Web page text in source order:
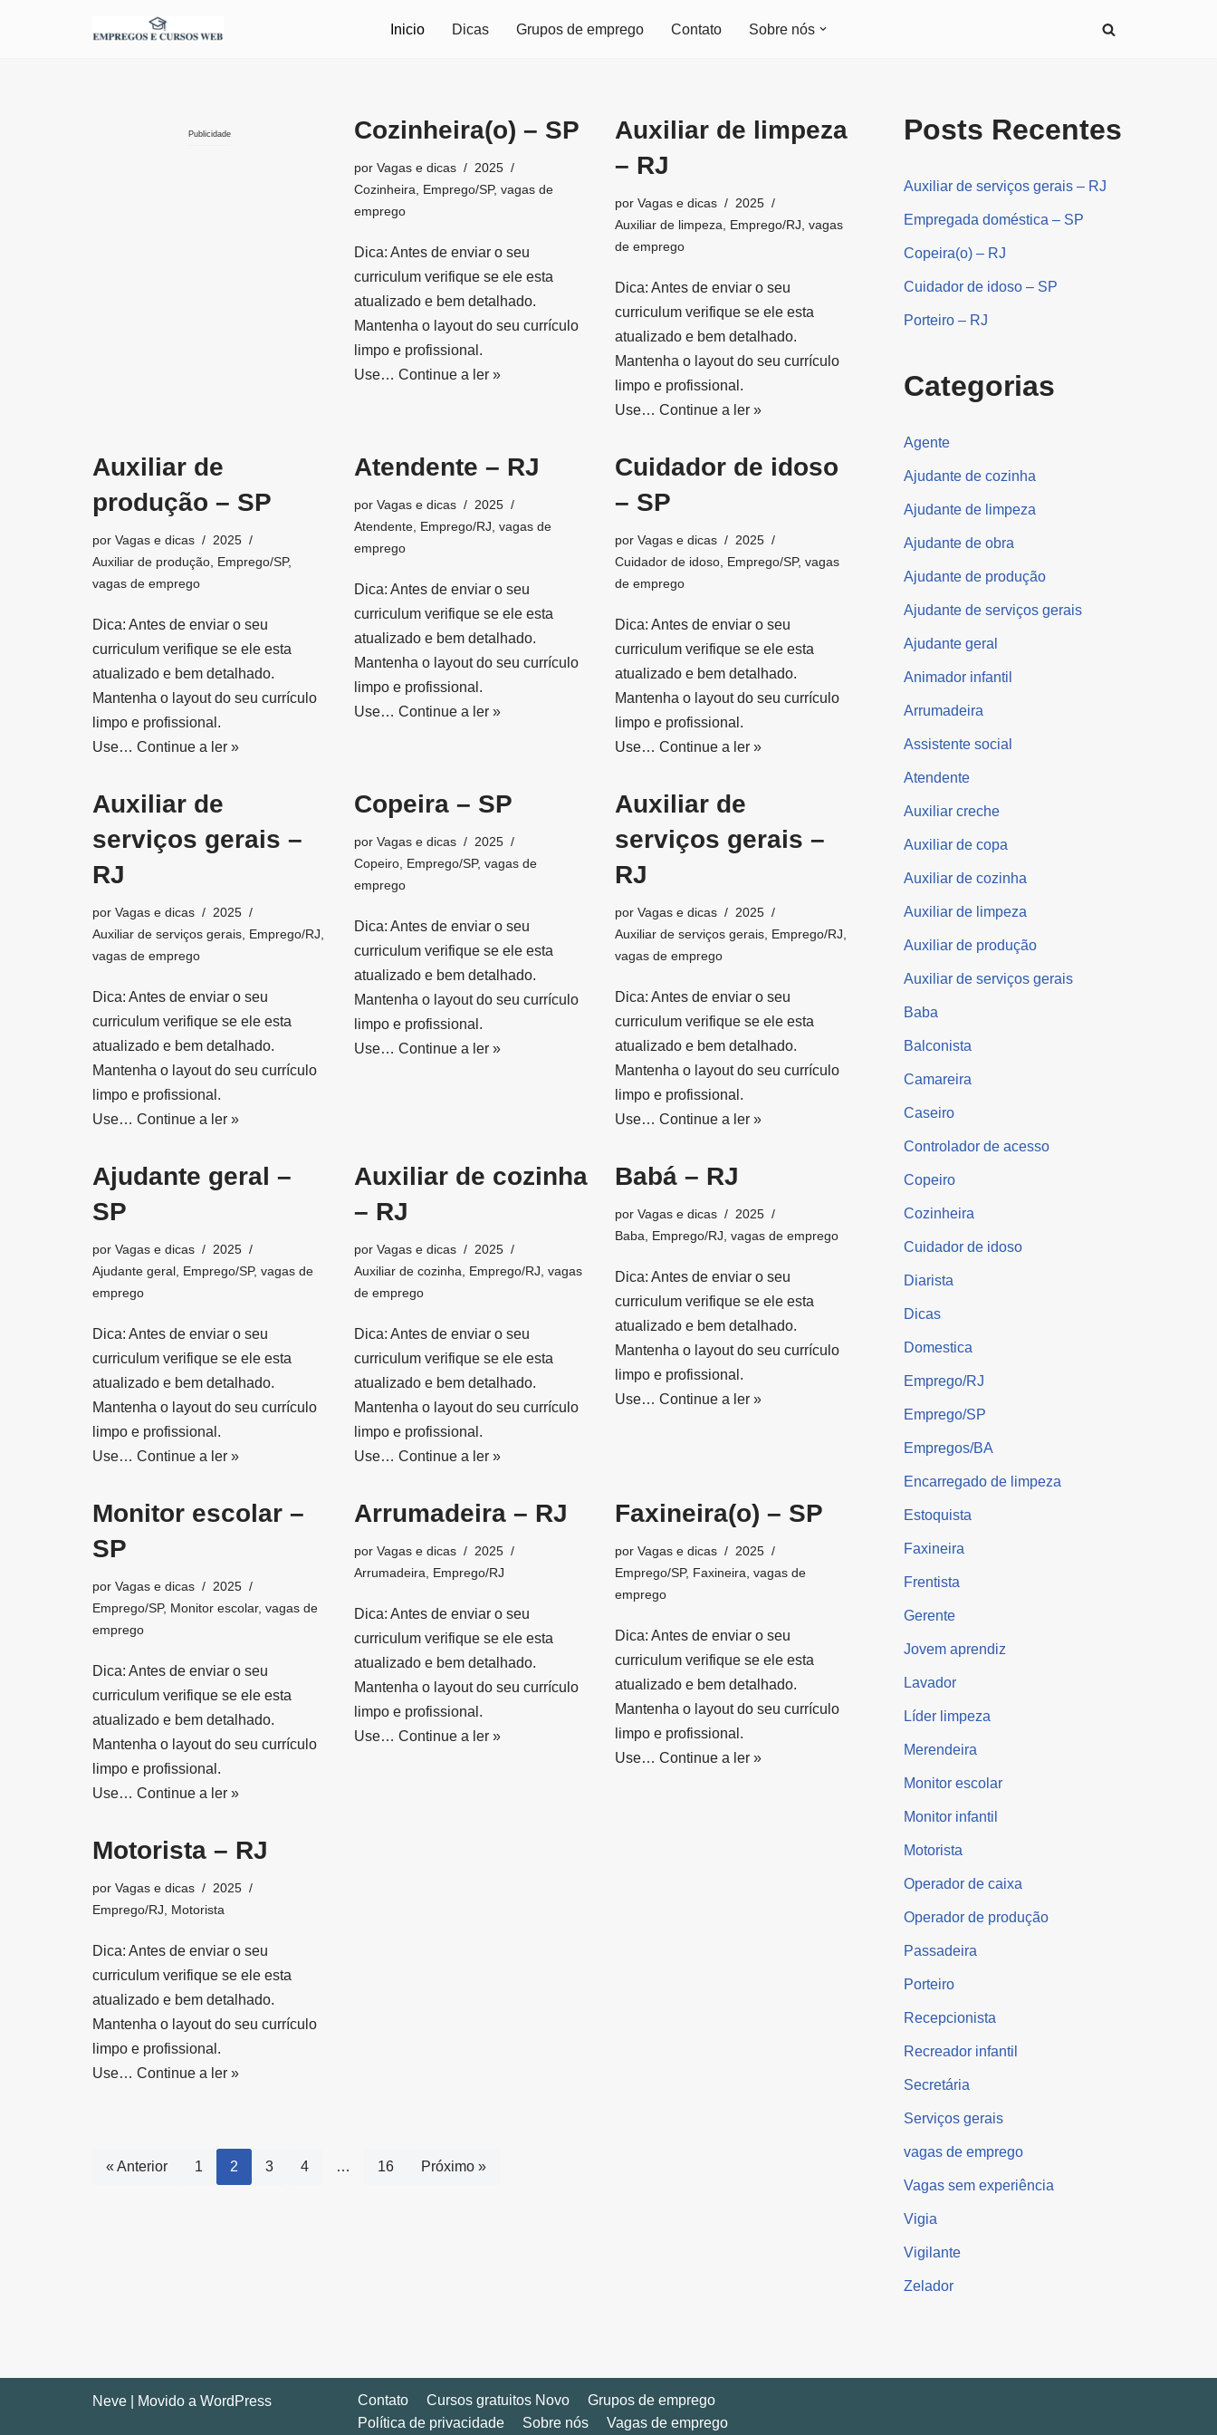
Inicio Dicas Grupos de emprego Contato Sobre nós
Publicidade Cozinheira(o) – SP
por Vagas e dicas
2025
Cozinheira, Emprego/SP, vagas de
emprego
Dica: Antes de enviar o seu
curriculum verifique se ele esta
atualizado e bem detalhado.
Mantenha o layout do seu currículo
limpo e profissional.
Use… Continue a ler »
Auxiliar de limpeza
– RJ
porVagas e dicas
2025
Auxiliar de limpeza, Emprego/RJ,vagas
de emprego
Dica: Antes de enviar o seu
curriculum verifique se ele esta
atualizado e bem detalhado.
Mantenha o layout do seu currículo
limpo e profissional.
Use…Continue a ler »
Auxiliar de
produção – SP
por Vagas e dicas
2025
Auxiliar de produção, Emprego/SP,
vagas de emprego
Dica: Antes de enviar o seu
curriculum verifique se ele esta
atualizado e bem detalhado.
Mantenha o layout do seu currículo
limpo e profissional.
Use… Continue a ler »
Atendente – RJ
por Vagas e dicas
2025
Atendente, Emprego/RJ, vagas de
emprego
Dica: Antes de enviar o seu
curriculum verifique se ele esta
atualizado e bem detalhado.
Mantenha o layout do seu currículo
limpo e profissional.
Use… Continue a ler »
Cuidador de idoso
– SP
porVagas e dicas
2025
Cuidador de idoso, Emprego/SP,vagas
de emprego
Dica: Antes de enviar o seu
curriculum verifique se ele esta
atualizado e bem detalhado.
Mantenha o layout do seu currículo
limpo e profissional.
Use…Continue a ler »
Auxiliar de
serviços gerais –
RJ
por Vagas e dicas
2025
Auxiliar de serviços gerais, Emprego/RJ,
vagas de emprego
Dica: Antes de enviar o seu
curriculum verifique se ele esta
atualizado e bem detalhado.
Mantenha o layout do seu currículo
limpo e profissional.
Use… Continue a ler »
Copeira – SP
por Vagas e dicas
2025
Copeiro, Emprego/SP, vagas de
emprego
Dica: Antes de enviar o seu
curriculum verifique se ele esta
atualizado e bem detalhado.
Mantenha o layout do seu currículo
limpo e profissional.
Use… Continue a ler »
Auxiliar de
serviços gerais –
RJ
porVagas e dicas
2025
Auxiliar de serviços gerais, Emprego/RJ,
vagas de emprego
Dica: Antes de enviar o seu
curriculum verifique se ele esta
atualizado e bem detalhado.
Mantenha o layout do seu currículo
limpo e profissional.
Use…Continue a ler »
Ajudante geral –
SP
por Vagas e dicas
2025
Ajudante geral, Emprego/SP, vagas de
emprego
Dica: Antes de enviar o seu
curriculum verifique se ele esta
atualizado e bem detalhado.
Mantenha o layout do seu currículo
limpo e profissional.
Use… Continue a ler »
Auxiliar de cozinha
– RJ
por Vagas e dicas
2025
Auxiliar de cozinha, Emprego/RJ, vagas
de emprego
Dica: Antes de enviar o seu
curriculum verifique se ele esta
atualizado e bem detalhado.
Mantenha o layout do seu currículo
limpo e profissional.
Use… Continue a ler »
Babá – RJ
porVagas e dicas
2025
Baba, Emprego/RJ,vagas de emprego
Dica: Antes de enviar o seu
curriculum verifique se ele esta
atualizado e bem detalhado.
Mantenha o layout do seu currículo
limpo e profissional.
Use…Continue a ler »
Monitor escolar –
SP
por Vagas e dicas
2025
Emprego/SP, Monitor escolar, vagas de
emprego
Dica: Antes de enviar o seu
curriculum verifique se ele esta
atualizado e bem detalhado.
Mantenha o layout do seu currículo
limpo e profissional.
Use… Continue a ler »
Arrumadeira – RJ
por Vagas e dicas
2025
Arrumadeira, Emprego/RJ
Dica: Antes de enviar o seu
curriculum verifique se ele esta
atualizado e bem detalhado.
Mantenha o layout do seu currículo
limpo e profissional.
Use… Continue a ler »
Faxineira(o) – SP
porVagas e dicas
2025
Emprego/SP, Faxineira,vagas de
emprego
Dica: Antes de enviar o seu
curriculum verifique se ele esta
atualizado e bem detalhado.
Mantenha o layout do seu currículo
limpo e profissional.
Use…Continue a ler »
Motorista – RJ
por Vagas e dicas
2025
Emprego/RJ, Motorista
Dica: Antes de enviar o seu
curriculum verifique se ele esta
atualizado e bem detalhado.
Mantenha o layout do seu currículo
limpo e profissional.
Use… Continue a ler »
« Anterior 1 2 3 4 … 16 Próximo »
Posts Recentes
Auxiliar de serviços gerais – RJ
Empregada doméstica – SP
Copeira(o) – RJ
Cuidador de idoso – SP
Porteiro – RJ
Categorias
Agente
Ajudante de cozinha
Ajudante de limpeza
Ajudante de obra
Ajudante de produção
Ajudante de serviços gerais
Ajudante geral
Animador infantil
Arrumadeira
Assistente social
Atendente
Auxiliar creche
Auxiliar de copa
Auxiliar de cozinha
Auxiliar de limpeza
Auxiliar de produção
Auxiliar de serviços gerais
Baba
Balconista
Camareira
Caseiro
Controlador de acesso
Copeiro
Cozinheira
Cuidador de idoso
Diarista
Dicas
Domestica
Emprego/RJ
Emprego/SP
Empregos/BA
Encarregado de limpeza
Estoquista
Faxineira
Frentista
Gerente
Jovem aprendiz
Lavador
Líder limpeza
Merendeira
Monitor escolar
Monitor infantil
Motorista
Operador de caixa
Operador de produção
Passadeira
Porteiro
Recepcionista
Recreador infantil
Secretária
Serviços gerais
vagas de emprego
Vagas sem experiência
Vigia
Vigilante
Zelador
Neve | Movido a WordPress Contato Cursos gratuitos Novo
Grupos de emprego
Política de privacidade
Sobre nós Vagas de emprego